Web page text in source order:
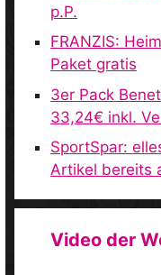
p.P.
FRANZIS:
Paket gratis
3er Pack
33,24€ inkl.
SportSpar:
Artikel bereits
Video der